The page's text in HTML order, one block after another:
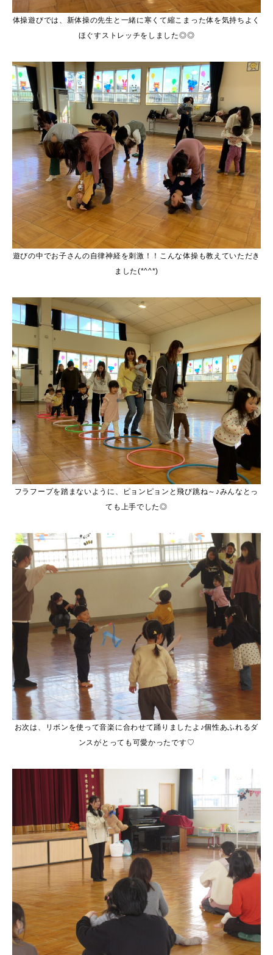
体操遊びでは、新体操の先生と一緒に寒くて縮こまった体を気持ちよく
ほぐすストレッチをしました◎◎
遊びの中でお子さんの自律神経を刺激！！こんな体操も教えていただき
ました(*^^*)
フラフープを踏まないように、ピョンピョンと飛び跳ね～♪みんなとっ
ても上手でした◎
お次は、リボンを使って音楽に合わせて踊りましたよ♪個性あふれるダ
ンスがとっても可愛かったです♡